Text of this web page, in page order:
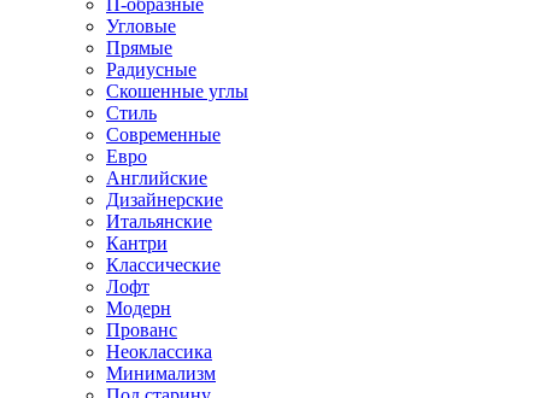
П-образные
Угловые
Прямые
Радиусные
Скошенные углы
Стиль
Современные
Евро
Английские
Дизайнерские
Итальянские
Кантри
Классические
Лофт
Модерн
Прованс
Неоклассика
Минимализм